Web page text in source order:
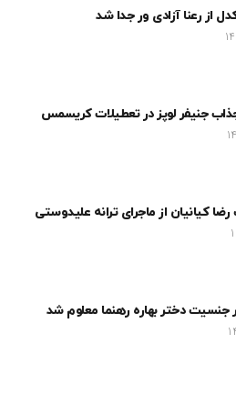
از رعنا آزادی ور جدا شد
جنیفر لوپز در تعطیلات کریسمس
کیانیان از ماجرای ترانه علیدوستی
جنسیت دختر بهاره رهنما معلوم شد